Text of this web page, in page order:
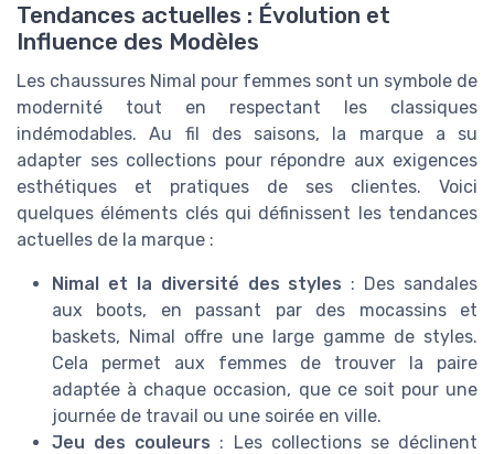
Tendances actuelles : Évolution et
Influence des Modèles
Les chaussures Nimal pour femmes sont un symbole de
modernité tout en respectant les classiques
indémodables. Au fil des saisons, la marque a su
adapter ses collections pour répondre aux exigences
esthétiques et pratiques de ses clientes. Voici
quelques éléments clés qui définissent les tendances
actuelles de la marque :
Nimal et la diversité des styles : Des sandales
aux boots, en passant par des mocassins et
baskets, Nimal offre une large gamme de styles.
Cela permet aux femmes de trouver la paire
adaptée à chaque occasion, que ce soit pour une
journée de travail ou une soirée en ville.
Jeu des couleurs : Les collections se déclinent